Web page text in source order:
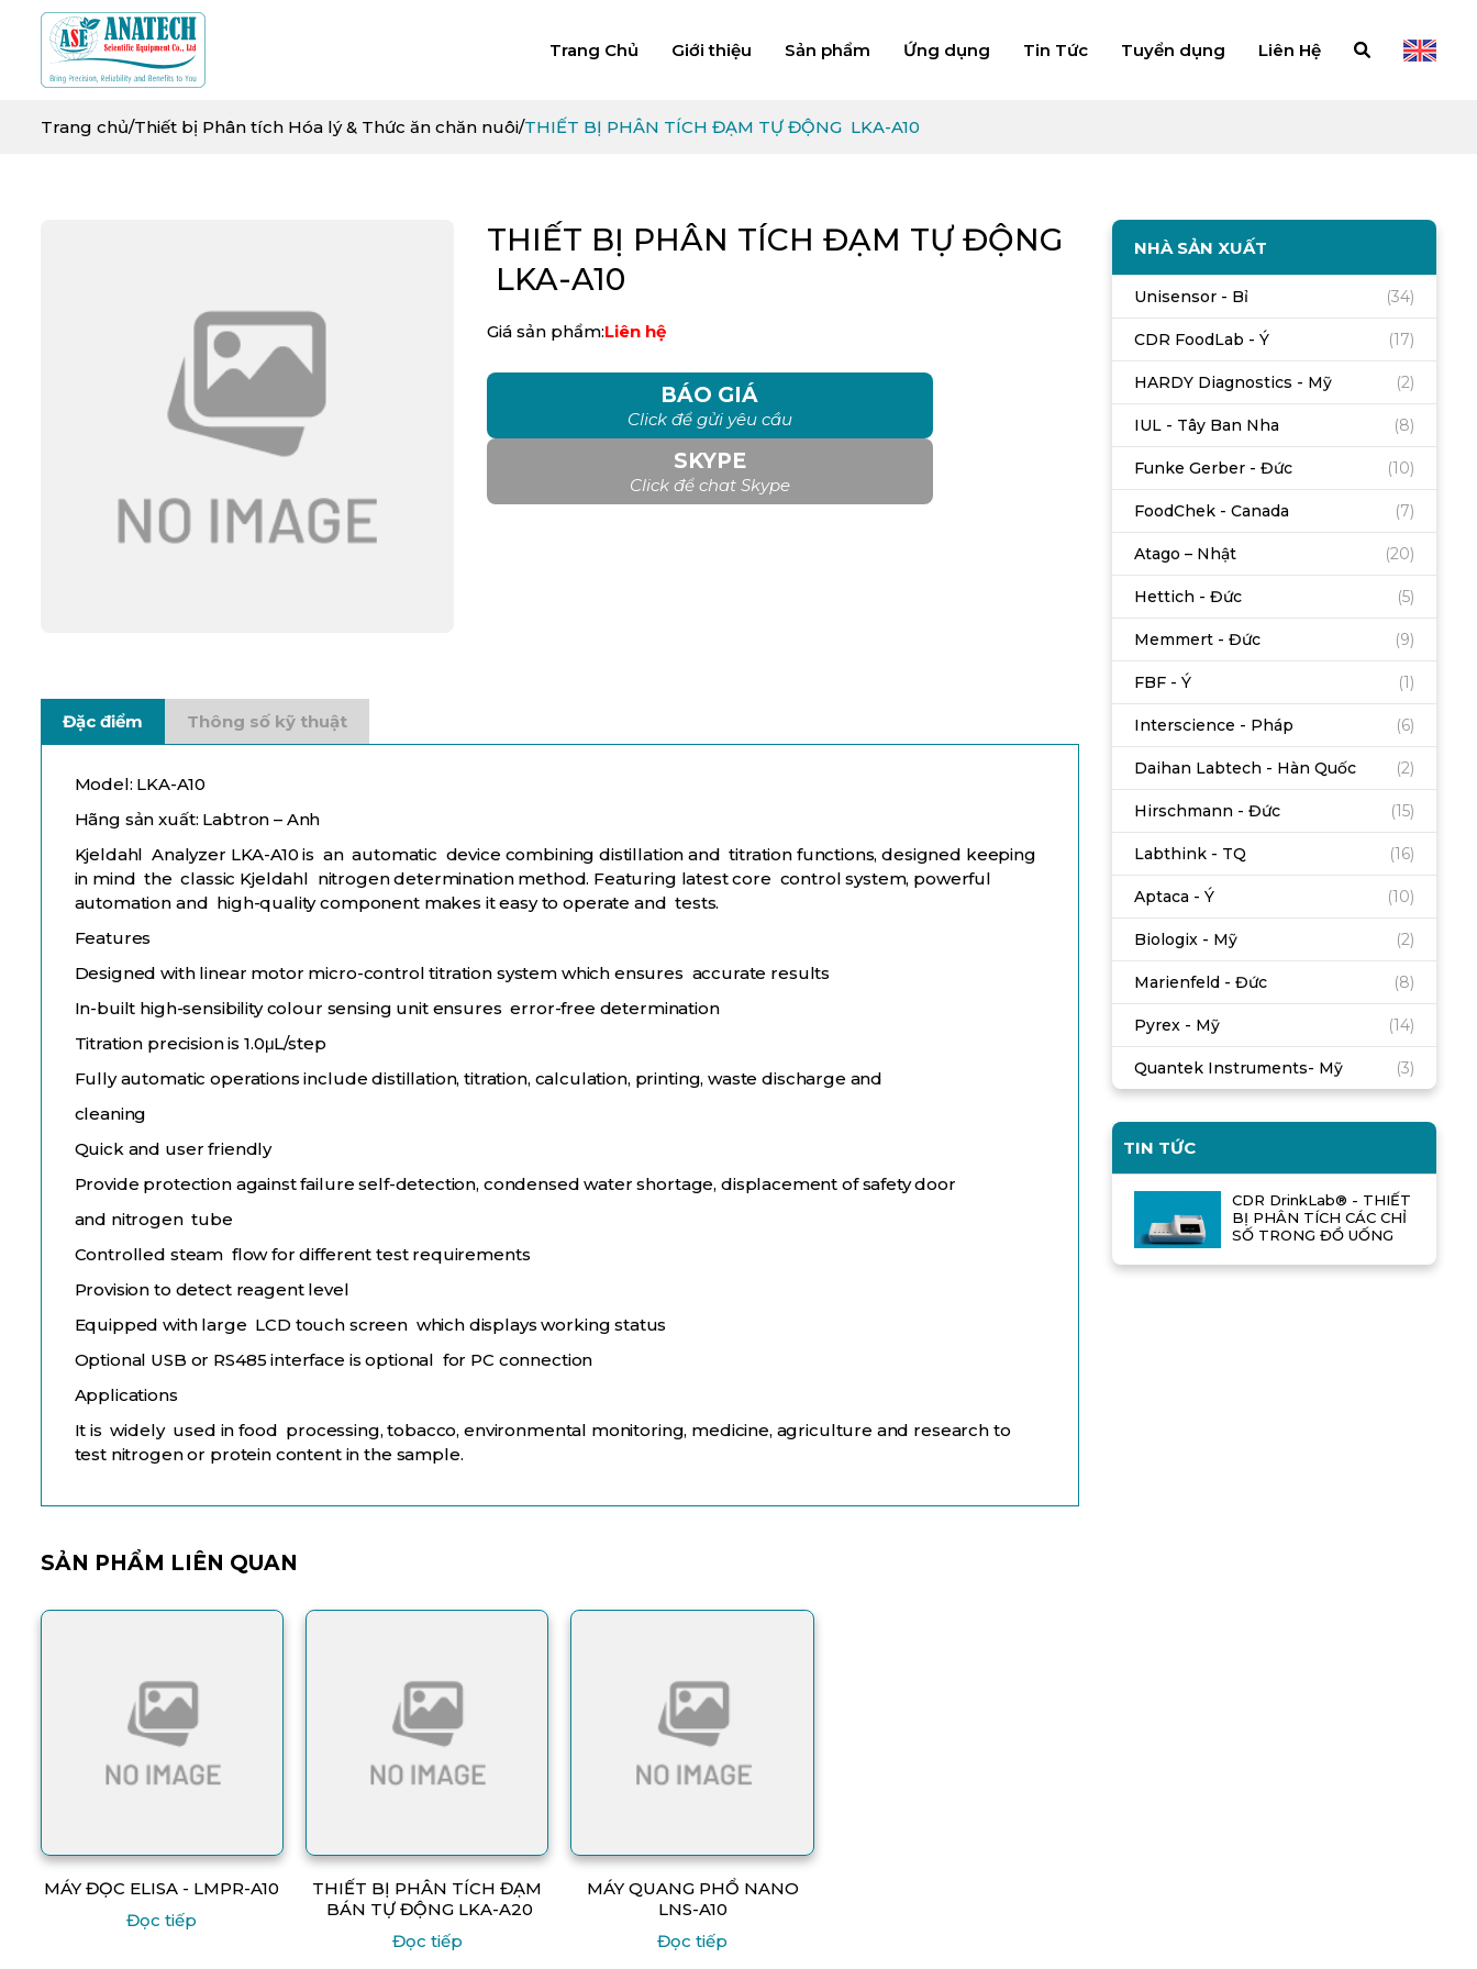
Trang Chủ Giới thiệu Sản phẩm Ứng dụng Tin Tức Tuyển dụng Liên Hệ
Trang chủ/Thiết bị Phân tích Hóa lý & Thức ăn chăn nuôi/THIẾT BỊ PHÂN TÍCH ĐẠM TỰ ĐỘNG LKA-A10
THIẾT BỊ PHÂN TÍCH ĐẠM TỰ ĐỘNG
LKA-A10
Giá sản phẩm:Liên hệ
BÁO GIÁ
Click để gửi yêu cầu
SKYPE
Click để chat Skype
Đặc điểm Thông số kỹ thuật
Model: LKA-A10
Hãng sản xuất: Labtron – Anh
Kjeldahl Analyzer LKA-A10 is an automatic device combining distillation and titration functions, designed keeping
in mind the classic Kjeldahl nitrogen determination method. Featuring latest core control system, powerful
automation and high-quality component makes it easy to operate and tests.
Features
Designed with linear motor micro-control titration system which ensures accurate results
In-built high-sensibility colour sensing unit ensures error-free determination
Titration precision is 1.0μL/step
Fully automatic operations include distillation, titration, calculation, printing, waste discharge and
cleaning
Quick and user friendly
Provide protection against failure self-detection, condensed water shortage, displacement of safety door
and nitrogen tube
Controlled steam flow for different test requirements
Provision to detect reagent level
Equipped with large LCD touch screen which displays working status
Optional USB or RS485 interface is optional for PC connection
Applications
It is widely used in food processing, tobacco, environmental monitoring, medicine, agriculture and research to
test nitrogen or protein content in the sample.
SẢN PHẨM LIÊN QUAN
MÁY ĐỌC ELISA - LMPR-A10
Đọc tiếp
THIẾT BỊ PHÂN TÍCH ĐẠM
BÁN TỰ ĐỘNG LKA-A20
Đọc tiếp
MÁY QUANG PHỔ NANO
LNS-A10
Đọc tiếp
NHÀ SẢN XUẤT
Unisensor - Bỉ (34)
CDR FoodLab - Ý (17)
HARDY Diagnostics - Mỹ (2)
IUL - Tây Ban Nha (8)
Funke Gerber - Đức (10)
FoodChek - Canada (7)
Atago – Nhật (20)
Hettich - Đức (5)
Memmert - Đức (9)
FBF - Ý (1)
Interscience - Pháp (6)
Daihan Labtech - Hàn Quốc (2)
Hirschmann - Đức (15)
Labthink - TQ (16)
Aptaca - Ý (10)
Biologix - Mỹ (2)
Marienfeld - Đức (8)
Pyrex - Mỹ (14)
Quantek Instruments- Mỹ (3)
TIN TỨC
CDR DrinkLab® - THIẾT
BỊ PHÂN TÍCH CÁC CHỈ
SỐ TRONG ĐỒ UỐNG